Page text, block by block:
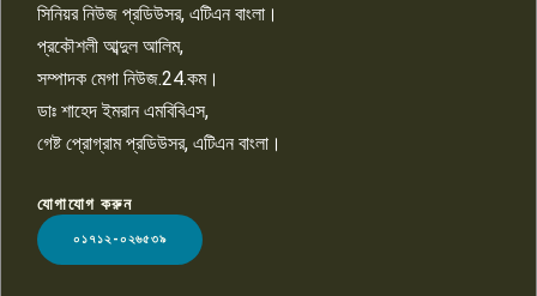
LOGO
সিনিয়র নিউজ প্রডিউসর, এটিএন বাংলা।
প্রকৌশলী আব্দুল আলিম,
সম্পাদক মেগা নিউজ.24.কম।
ডাঃ শাহেদ ইমরান এমবিবিএস,
গেষ্ট প্রোগ্রাম প্রডিউসর, এটিএন বাংলা।
যোগাযোগ করুন
০১৭১২-০২৬৫৩৯